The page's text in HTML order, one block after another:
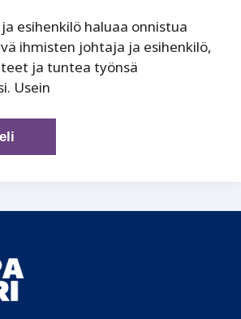
esihenkilö haluaa onnistua
ihmisten johtaja ja esihenkilö,
ja tuntea työnsä
Usein